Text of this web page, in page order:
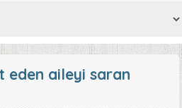
eden aileyi saran